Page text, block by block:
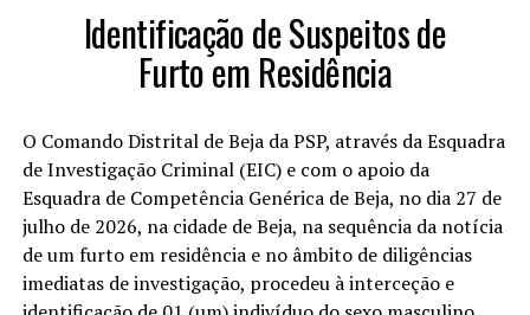
Identificação de Suspeitos de
Furto em Residência
O Comando Distrital de Beja da PSP, através da Esquadra
de Investigação Criminal (EIC) e com o apoio da
Esquadra de Competência Genérica de Beja, no dia 27 de
julho de 2026, na cidade de Beja, na sequência da notícia
de um furto em residência e no âmbito de diligências
imediatas de investigação, procedeu à interceção e